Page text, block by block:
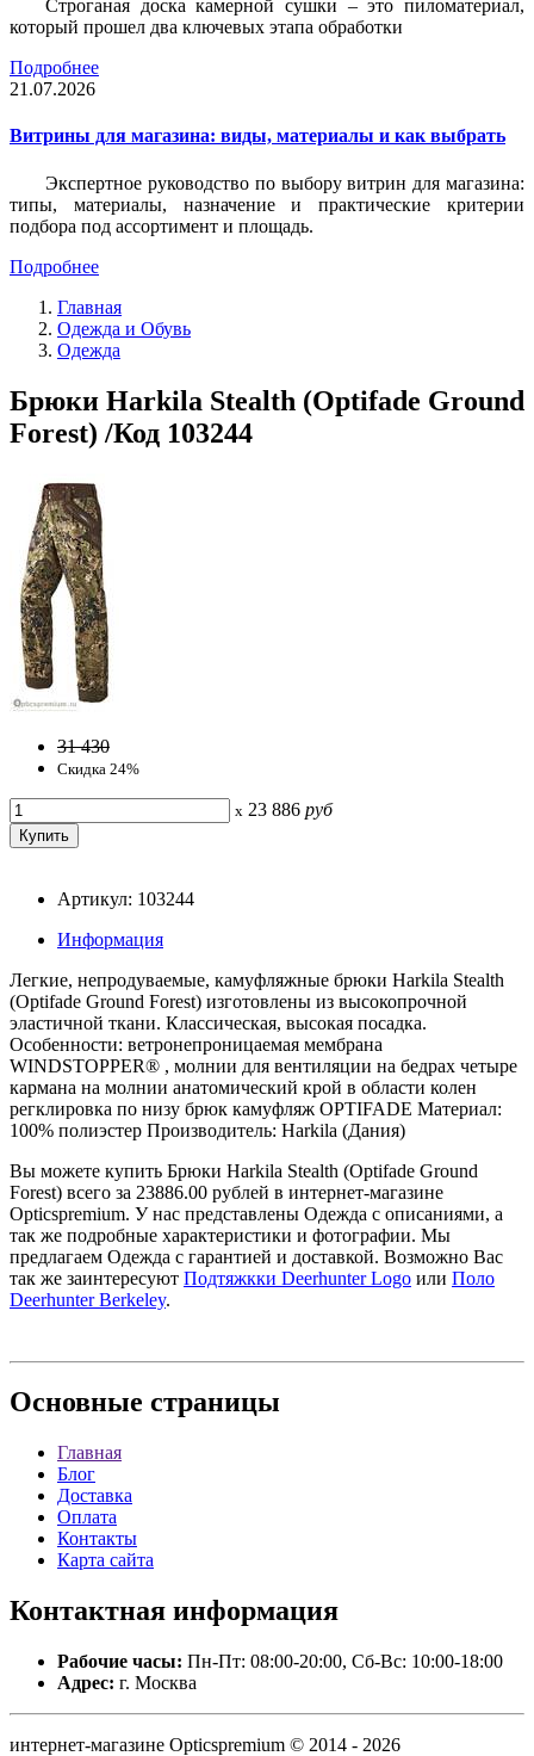
Строганая доска камерной сушки – это пиломатериал,
который прошел два ключевых этапа обработки
Подробнее
21.07.2026
Витрины для магазина: виды, материалы и как выбрать
Экспертное руководство по выбору витрин для магазина:
типы, материалы, назначение и практические критерии
подбора под ассортимент и площадь.
Подробнее
Главная
Одежда и Обувь
Одежда
Брюки Harkila Stealth (Optifade Ground
Forest) /Код 103244
31 430
Скидка 24%
x 23 886 руб
Артикул: 103244
Информация
Легкие, непродуваемые, камуфляжные брюки Harkila Stealth
(Optifade Ground Forest) изготовлены из высокопрочной
эластичной ткани. Классическая, высокая посадка.
Особенности: ветронепроницаемая мембрана
WINDSTOPPER® , молнии для вентиляции на бедрах четыре
кармана на молнии анатомический крой в области колен
регклировка по низу брюк камуфляж OPTIFADE Материал:
100% полиэстер Производитель: Harkila (Дания)
Вы можете купить Брюки Harkila Stealth (Optifade Ground
Forest) всего за 23886.00 рублей в интернет-магазине
Opticspremium. У нас представлены Одежда с описаниями, а
так же подробные характеристики и фотографии. Мы
предлагаем Одежда с гарантией и доставкой. Возможно Вас
так же заинтересуют Подтяжкки Deerhunter Logo или Поло
Deerhunter Berkeley.
Основные страницы
Главная
Блог
Доставка
Оплата
Контакты
Карта сайта
Контактная информация
Рабочие часы: Пн-Пт: 08:00-20:00, Сб-Вс: 10:00-18:00
Адрес: г. Москва
интернет-магазине Opticspremium © 2014 - 2026